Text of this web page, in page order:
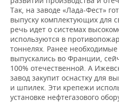
Так, на заводе «Лада-Фест»
выпуску комплектующих для
речь идет о системах
используются в
тоннелях. Ранее
выпускались во Франции,
100% отечественной. А
завод закупит оснастку для
и шпилек. Эти крепежи
установке нефтегазового